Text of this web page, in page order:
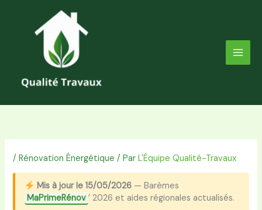
/Rénovation Énergétique / ParL'Équipe Qualité-Travaux
Mis à jour le 15/05/2026 — Barèmes
MaPrimeRénov ’ 2026 et aides régionales actualisés.